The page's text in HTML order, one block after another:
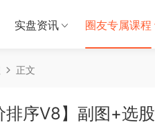
实盘资讯 圈友专属课程
正文
排序V8】副图+选